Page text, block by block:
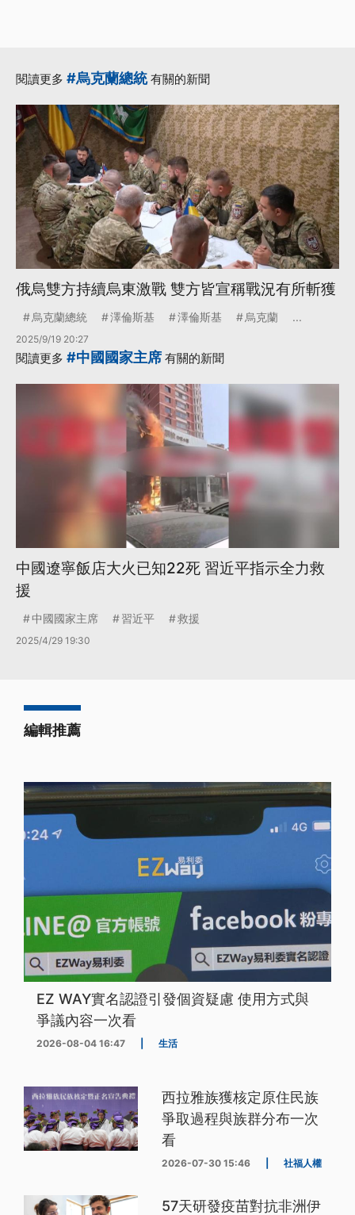
閱讀更多 #烏克蘭總統有關的新聞
俄烏雙方持續烏東激戰 雙方皆宣稱戰況有所斬獲
烏克蘭總統 澤倫斯基 澤倫斯基 烏克蘭 ...
2025/9/19 20:27
閱讀更多 #中國國家主席 有關的新聞
中國遼寧飯店大火已知22死 習近平指示全力救
援
中國國家主席 習近平 救援
2025/4/29 19:30
編輯推薦
EZ WAY實名認證引發個資疑慮 使用方式與
爭議內容一次看
2026-08-04 16:47 生活
西拉雅族獲核定原住民族
爭取過程與族群分布一次
看
2026-07-30 15:46 社福人權
57天研發疫苗對抗非洲伊